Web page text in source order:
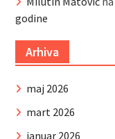
godine
Arhiva
maj 2026
mart 2026
januar 2026